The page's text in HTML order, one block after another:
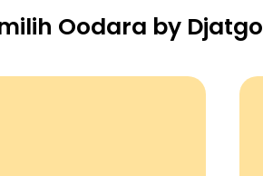
Oodara by Djatgo